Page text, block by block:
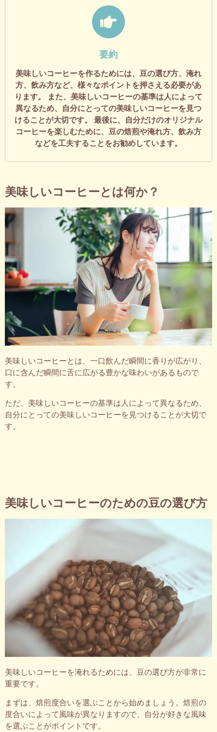
要約
美味しいコーヒーを作るためには、豆の選び方、淹れ
方、飲み方など、様々なポイントを押さえる必要があ
ります。 また、美味しいコーヒーの基準は人によって
異なるため、自分にとっての美味しいコーヒーを見つ
けることが大切です。 最後に、自分だけのオリジナル
コーヒーを楽しむために、豆の焙煎や淹れ方、飲み方
などを工夫することをお勧めしています。
美味しいコーヒーとは何か？
美味しいコーヒーとは、一口飲んだ瞬間に香りが広がり、
口に含んだ瞬間に舌に広がる豊かな味わいがあるもので
す。
ただ、美味しいコーヒーの基準は人によって異なるため、
自分にとっての美味しいコーヒーを見つけることが大切で
す。
美味しいコーヒーのための豆の選び方
美味しいコーヒーを淹れるためには、豆の選び方が非常に
重要です。
まずは、焙煎度合いを選ぶことから始めましょう。焙煎の
度合いによって風味が異なりますので、自分が好きな風味
を選ぶことがポイントです。